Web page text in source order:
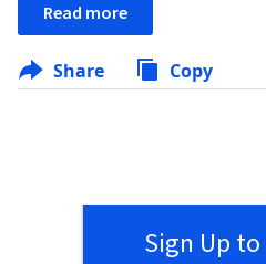
Read more
Share Copy
Sign Up to